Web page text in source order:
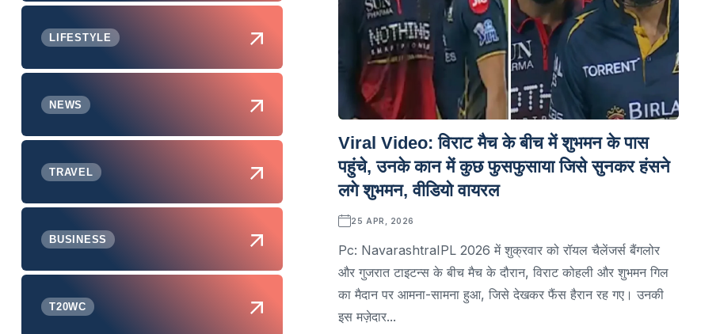
Viral Video: विराट मैच के बीच में शुभमन के पास
पहुंचे, उनके कान में कुछ फुसफुसाया जिसे सुनकर हंसने
लगे शुभमन, वीडियो वायरल
25 APR, 2026
Pc: NavarashtraIPL 2026 में शुक्रवार को रॉयल चैलेंजर्स बैंगलोर
और गुजरात टाइटन्स के बीच मैच के दौरान, विराट कोहली और शुभमन गिल
का मैदान पर आमना-सामना हुआ, जिसे देखकर फैंस हैरान रह गए। उनकी
इस मज़ेदार...
LIFESTYLE
NEWS
TRAVEL
BUSINESS
T20WC